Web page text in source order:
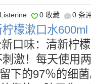
Listerine 0 收藏 0 条
檬漱口水600ml
口味：清新柠
激！每天使用
下的97％的细